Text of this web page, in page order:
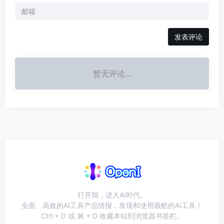
发表评论
暂无评论...
打开我，进入AI时代。
全面、高效的AI工具产品情报，发现和使用最酷的AI工具！
Ctrl + D 或 ⌘ + D 收藏本站到浏览器书签栏。